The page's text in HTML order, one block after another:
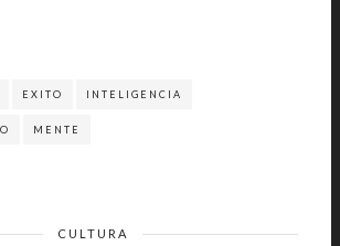
EXITO INTELIGENCIA
MENTE
CULTURA